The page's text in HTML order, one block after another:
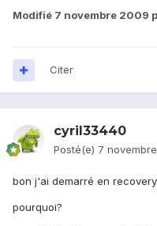
Modifié 7 novembre 2009
Citer
cyril33440
Posté(e) 7
bon j'ai demarré en
pourquoi?